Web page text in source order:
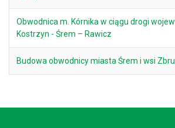
Obwodnica m. Kórnika w ciągu drogi
Kostrzyn - Śrem – Rawicz
Budowa obwodnicy miasta Śrem i wsi